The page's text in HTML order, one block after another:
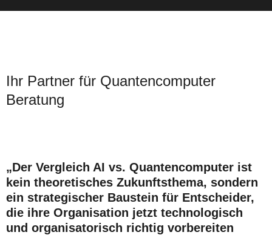
Ihr Partner für Quantencomputer
Beratung
„Der Vergleich AI vs. Quantencomputer ist
kein theoretisches Zukunftsthema, sondern
ein strategischer Baustein für Entscheider,
die ihre Organisation jetzt technologisch
und organisatorisch richtig vorbereiten